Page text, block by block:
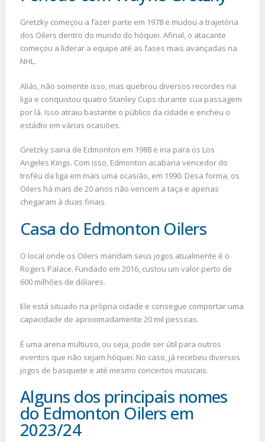
Gretzky começou a fazer parte em 1978 e mudou a trajetória
dos Oilers dentro do mundo do hóquei. Afinal, o atacante
começou a liderar a equipe até as fases mais avançadas na
NHL.
Aliás, não somente isso, mas quebrou diversos recordes na
liga e conquistou quatro Stanley Cups durante sua passagem
por lá. Isso atraiu bastante o público da cidade e encheu o
estádio em várias ocasiões.
Gretzky sairia de Edmonton em 1988 e iria para os Los
Angeles Kings. Com isso, Edmonton acabaria vencedor do
troféu da liga em mais uma ocasião, em 1990. Desa forma, os
Oilers há mais de 20 anos não vencem a taça e apenas
chegaram à duas finais.
Casa do Edmonton Oilers
O local onde os Oilers mandam seus jogos atualmente é o
Rogers Palace. Fundado em 2016, custou um valor perto de
600 milhões de dólares.
Ele está situado na própria cidade e consegue comportar uma
capacidade de aproximadamente 20 mil pessoas.
É uma arena multiuso, ou seja, pode ser útil para outros
eventos que não sejam hóquei. No caso, já recebeu diversos
jogos de basquete e até mesmo concertos musicais.
Alguns dos principais nomes
do Edmonton Oilers em
2023/24